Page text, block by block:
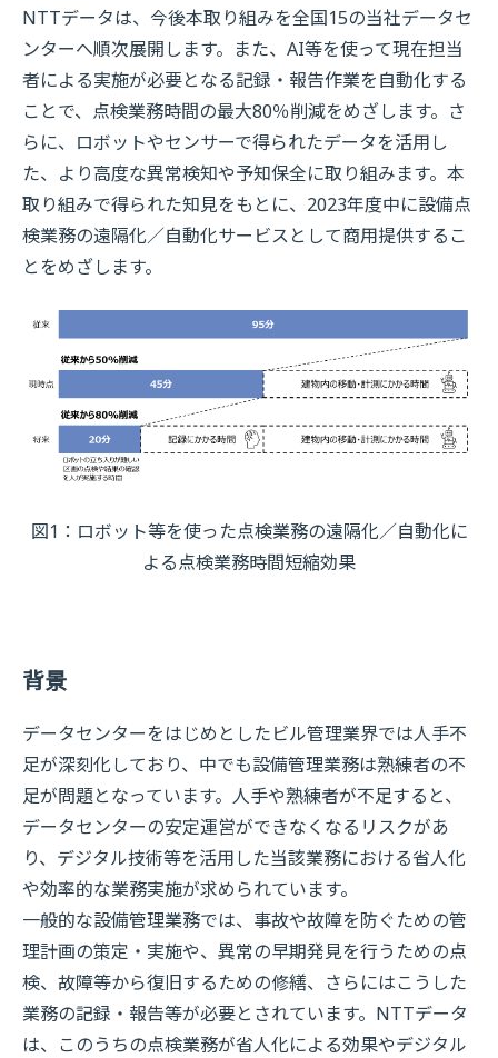
NTTデータは、今後本取り組みを全国15の当社データセ
ンターへ順次展開します。また、AI等を使って現在担当
者による実施が必要となる記録・報告作業を自動化する
ことで、点検業務時間の最大80％削減をめざします。さ
らに、ロボットやセンサーで得られたデータを活用し
た、より高度な異常検知や予知保全に取り組みます。本
取り組みで得られた知見をもとに、2023年度中に設備点
検業務の遠隔化／自動化サービスとして商用提供するこ
とをめざします。
図1：ロボット等を使った点検業務の遠隔化／自動化に
よる点検業務時間短縮効果
背景
データセンターをはじめとしたビル管理業界では人手不
足が深刻化しており、中でも設備管理業務は熟練者の不
足が問題となっています。人手や熟練者が不足すると、
データセンターの安定運営ができなくなるリスクがあ
り、デジタル技術等を活用した当該業務における省人化
や効率的な業務実施が求められています。
一般的な設備管理業務では、事故や故障を防ぐための管
理計画の策定・実施や、異常の早期発見を行うための点
検、故障等から復旧するための修繕、さらにはこうした
業務の記録・報告等が必要とされています。NTTデータ
は、このうちの点検業務が省人化による効果やデジタル